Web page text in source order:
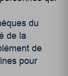
du
de la
de
pour